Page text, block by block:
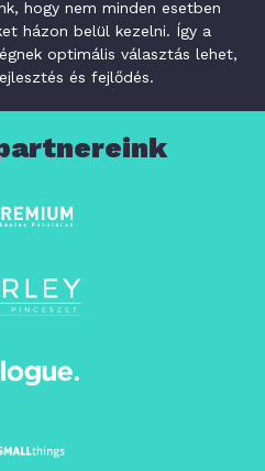
hogy nem minden esetben
házon belül kezelni. Így a
optimális választás lehet,
és fejlődés.